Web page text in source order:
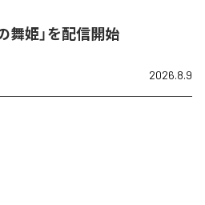
舞姫」を配信開始
2026.8.9